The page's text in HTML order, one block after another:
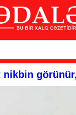
nikbin